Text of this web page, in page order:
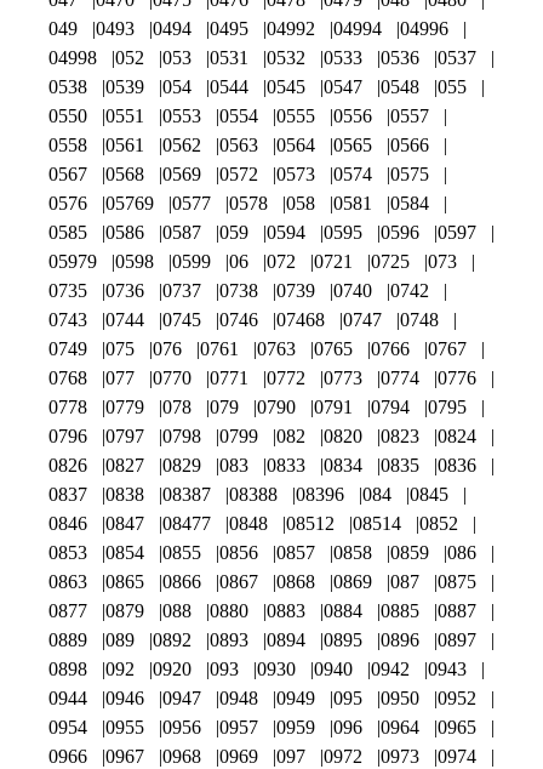
049
0493 0494 0495 04992 04994
04996
04998
052 053 0531 0532 0533 0536
0537
0538
0539 054 0544 0545 0547 0548
055
0550
0551 0553 0554 0555 0556
0557
0558
0561 0562 0563 0564 0565
0566
0567
0568 0569 0572 0573 0574
0575
0576
05769 0577 0578 058 0581
0584
0585
0586 0587 059 0594 0595 0596
0597
05979
0598 0599 06 072 0721 0725
073
0735
0736 0737 0738 0739 0740
0742
0743
0744 0745 0746 07468 0747
0748
0749
075 076 0761 0763 0765 0766
0767
0768
077 0770 0771 0772 0773 0774
0776
0778
0779 078 079 0790 0791 0794
0795
0796
0797 0798 0799 082 0820 0823
0824
0826
0827 0829 083 0833 0834 0835
0836
0837
0838 08387 08388 08396 084
0845
0846
0847 08477 0848 08512 08514
0852
0853
0854 0855 0856 0857 0858 0859
086
0863
0865 0866 0867 0868 0869 087
0875
0877
0879 088 0880 0883 0884 0885
0887
0889
089 0892 0893 0894 0895 0896
0897
0898
092 0920 093 0930 0940 0942
0943
0944
0946 0947 0948 0949 095 0950
0952
0954
0955 0956 0957 0959 096 0964
0965
0966
0967 0968 0969 097 0972 0973
0974